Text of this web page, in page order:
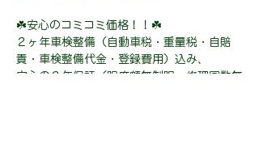
☘️安心のコミコミ価格！！☘️
２ヶ年車検整備（自動車税・重量税・自賠
責・車検整備代金・登録費用）込み、
安心の２年保証（限度額無制限・修理回数無